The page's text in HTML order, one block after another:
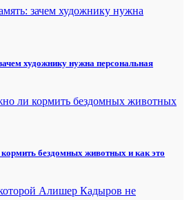
художнику нужна персональная
бездомных животных и как это